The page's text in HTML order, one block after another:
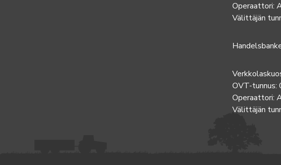
Operaattori:
Välittäjän
OVT-
Operaattori:
Välittäjän